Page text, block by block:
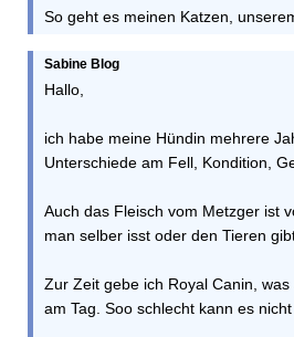
So geht es meinen Katzen,
Sabine Blog
Hallo,
ich habe meine Hündin mehrere
Unterschiede am Fell, Kondition,
Auch das Fleisch vom Metzger ist
man selber isst oder den Tieren
Zur Zeit gebe ich Royal Canin,
am Tag. Soo schlecht kann es nicht